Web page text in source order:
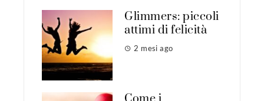
Glimmers: piccoli
attimi di felicità
2 mesi ago